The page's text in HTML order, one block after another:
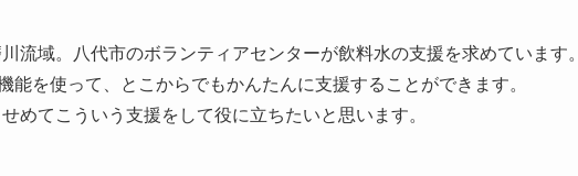
流域。八代市のボランティアセンターが飲料水の支援を求めています。
能を使って、とこからでもかんたんに支援することができます。
めてこういう支援をして役に立ちたいと思います。